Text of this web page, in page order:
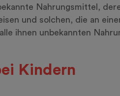
Nahrungsmittel,
und solchen, die an
ihnen unbekannten
Kindern